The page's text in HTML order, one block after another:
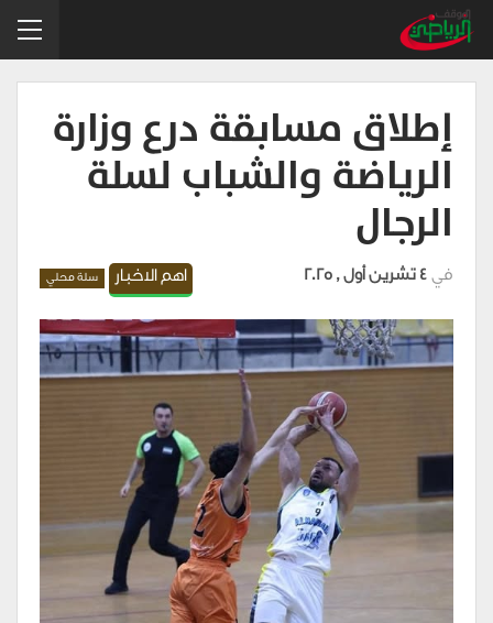
إطلاق مسابقة درع وزارة
الرياضة والشباب لسلة
الرجال
اهم الاخبار سلة محلي في 4 تشرين أول , 2025